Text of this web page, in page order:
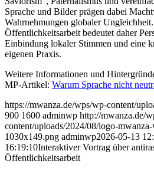
Sprache und Bilder prägen dabei
Wahrnehmungen globaler
Öffentlichkeitsarbeit bedeutet daher
Einbindung lokaler Stimmen und eine
eigenen Praxis.
Weitere Informationen und
MP-Artikel: Warum Sprache nicht
https://mwanza.de/wps/wp-content/
900 1600 adminwp http://mwanza.de/
content/uploads/2024/08/logo-
1030x149.png adminwp2026-05-13
16:19:10Interaktiver Vortrag über
Öffentlichkeitsarbeit